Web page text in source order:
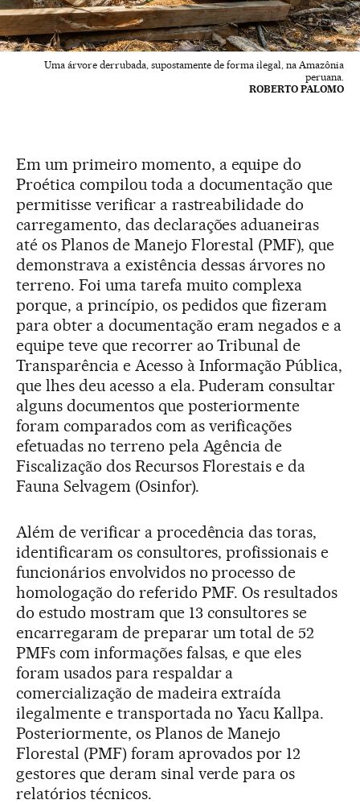
Uma árvore derrubada, supostamente de forma ilegal, na Amazônia
peruana.
ROBERTO PALOMO
Em um primeiro momento, a equipe do
Proética compilou toda a documentação que
permitisse verificar a rastreabilidade do
carregamento, das declarações aduaneiras
até os Planos de Manejo Florestal (PMF), que
demonstrava a existência dessas árvores no
terreno. Foi uma tarefa muito complexa
porque, a princípio, os pedidos que fizeram
para obter a documentação eram negados e a
equipe teve que recorrer ao Tribunal de
Transparência e Acesso à Informação Pública,
que lhes deu acesso a ela. Puderam consultar
alguns documentos que posteriormente
foram comparados com as verificações
efetuadas no terreno pela Agência de
Fiscalização dos Recursos Florestais e da
Fauna Selvagem (Osinfor).
Além de verificar a procedência das toras,
identificaram os consultores, profissionais e
funcionários envolvidos no processo de
homologação do referido PMF. Os resultados
do estudo mostram que 13 consultores se
encarregaram de preparar um total de 52
PMFs com informações falsas, e que eles
foram usados para respaldar a
comercialização de madeira extraída
ilegalmente e transportada no Yacu Kallpa.
Posteriormente, os Planos de Manejo
Florestal (PMF) foram aprovados por 12
gestores que deram sinal verde para os
relatórios técnicos.